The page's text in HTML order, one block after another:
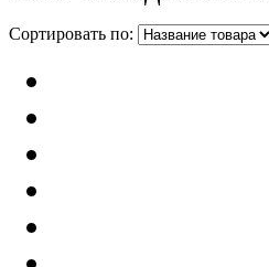
Сортировать по: